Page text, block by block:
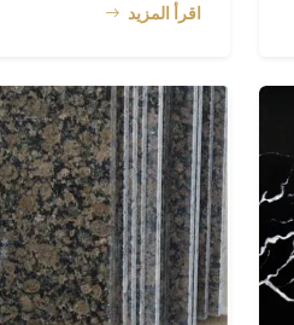
اقرأ المزيد